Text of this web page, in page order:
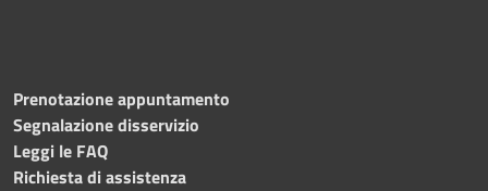
Prenotazione appuntamento
Segnalazione disservizio
Leggi le FAQ
Richiesta di assistenza